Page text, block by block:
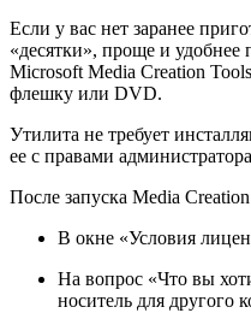
Если у вас нет заранее
«десятки», проще и удобнее
Microsoft Media Creation
флешку или DVD.
Утилита не требует
ее с правами
После запуска Media
В окне «Условия
На вопрос «Что вы
носитель для другого